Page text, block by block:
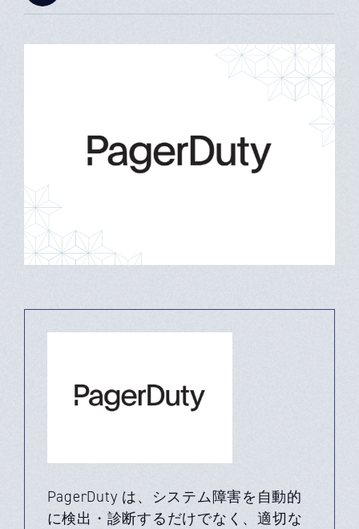
PagerDuty は、システム障害を自動的
に検出・診断するだけでなく、適切な